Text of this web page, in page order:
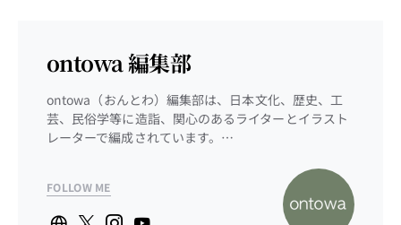
ontowa 編集部
ontowa（おんとわ）編集部は、日本文化、歴史、工
芸、民俗学等に造詣、関心のあるライターとイラスト
レーターで編成されています。…
FOLLOW ME